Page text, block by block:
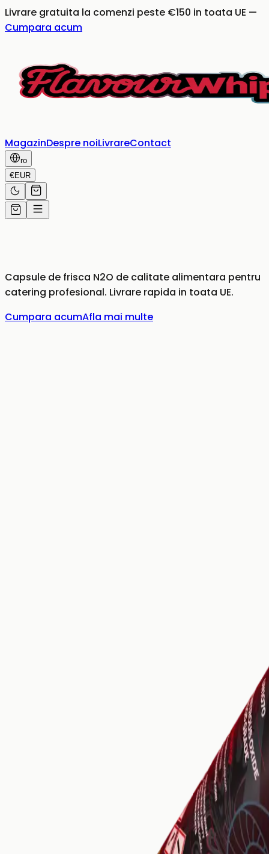
Livrare gratuita la comenzi peste €150 in toata UE —
Cumpara acum
MagazinDespre noiLivrareContact
ro
€EUR
Capsule de frisca N2O de calitate alimentara pentru
catering profesional. Livrare rapida in toata UE.
Cumpara acumAfla mai multe